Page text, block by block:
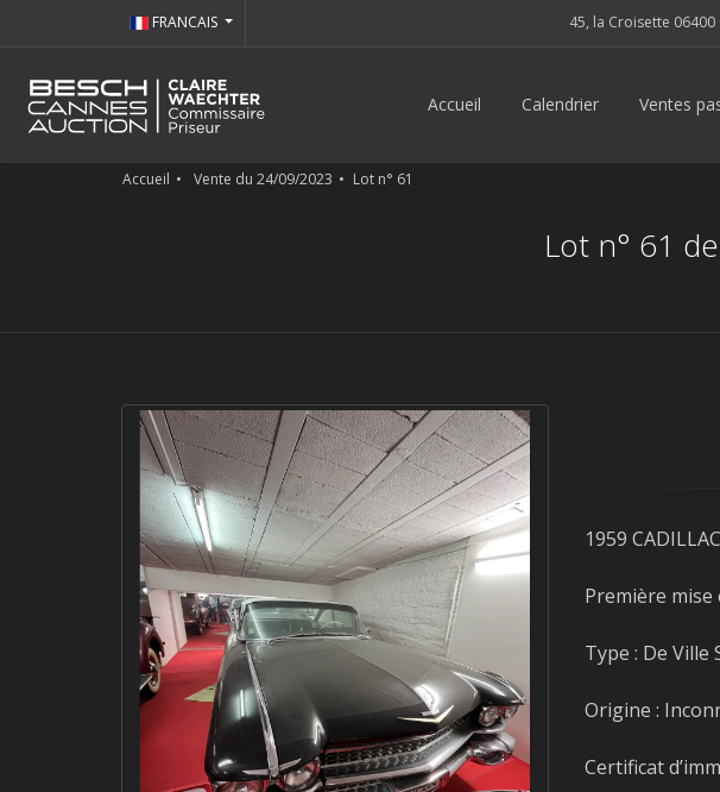
45, la Croisette 06400
FRANCAIS
Accueil Calendrier Ventes
Accueil Vente du 24/09/2023 Lot n° 61
Lot n° 61
1959
Première mise
Type : De Ville
Origine :
Certificat